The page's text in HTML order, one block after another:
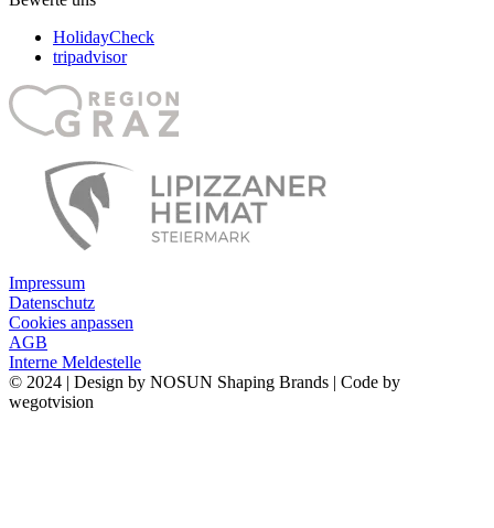
HolidayCheck
tripadvisor
Impressum
Datenschutz
Cookies anpassen
AGB
Interne Meldestelle
© 2024 | Design by NOSUN Shaping Brands | Code by
wegotvision